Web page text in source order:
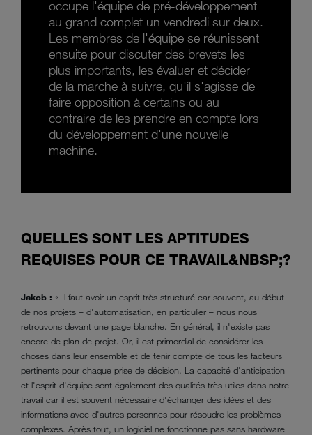
occupe l'équipe de pré-développement
au grand complet un vendredi sur deux.
Les membres de l'équipe se réunissent
ensuite pour discuter des brevets les
plus importants, les évaluer et décider
de la marche à suivre, qu'il s'agisse de
faire opposition à certains ou au
contraire de les prendre en compte lors
du développement d'une nouvelle
machine.
QUELLES SONT LES APTITUDES
REQUISES POUR CE TRAVAIL&NBSP;?
Jakob : « Il faut avoir un esprit très structuré car souvent, au début
de nos projets – d'automatisation, en particulier – nous nous
retrouvons devant une page blanche. En général, il n'existe pas
encore de plan de projet. Or, il est primordial de considérer les
choses dans leur ensemble et de tenir compte de tous les facteurs
pertinents pour chaque prise de décision. La capacité d'anticipation
et l'esprit d'équipe sont également des qualités très utiles dans notre
travail car il est souvent nécessaire d'échanger des idées et des
informations avec d'autres personnes pour résoudre les problèmes
complexes. Après tout, un logiciel ne fonctionne pas sans hardware